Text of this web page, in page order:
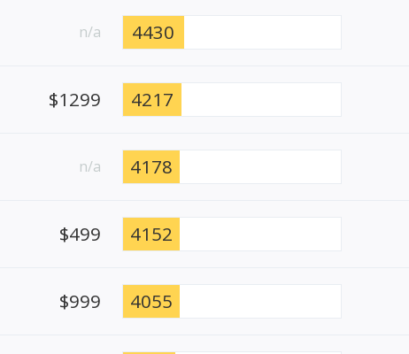
n/a 4430
$1299 4217
n/a 4178
$499 4152
$999 4055